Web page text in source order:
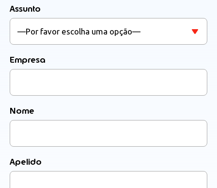
Assunto
Empresa
Nome
Apelido